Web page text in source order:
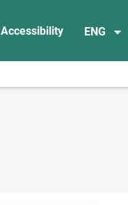
Accessibility ENG